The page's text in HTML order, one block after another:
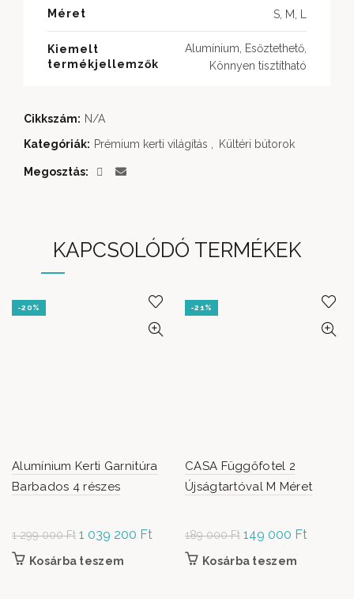
Méret S, M, L
Kiemelt
termékjellemzők
Alumínium, Esőztethető,
Könnyen tisztítható
Cikkszám: N/A
Kategóriák: Prémium kerti világítás , Kültéri bútorok
Megosztás
KAPCSOLÓDÓ TERMÉKEK
-20%
Alumínium Kerti Garnitúra
Barbados 4 részes
1 299 000Ft Original
price was: 1
1 039 200 Ft Current
price is:
Kosárba teszem
-21%
CASA Függőfotel 2
Újságtartóval M Méret
189 000Ft Original
price was:
149 000 Ft
Kosárba teszem